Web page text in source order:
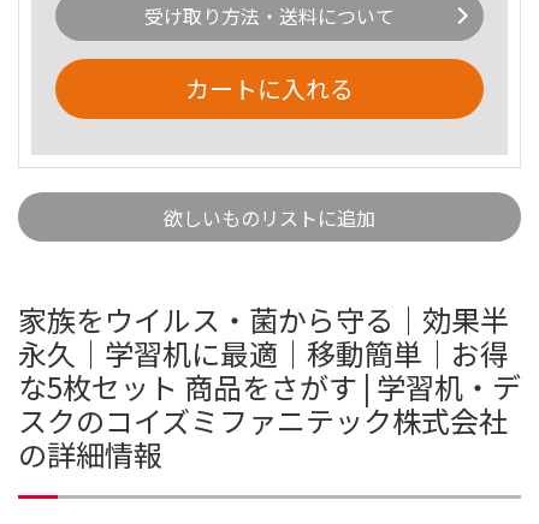
受け取り方法・送料について
カートに入れる
欲しいものリストに追加
家族をウイルス・菌から守る｜効果半
永久｜学習机に最適｜移動簡単｜お得
な5枚セット 商品をさがす | 学習机・デ
スクのコイズミファニテック株式会社
の詳細情報